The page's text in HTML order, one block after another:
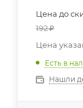
Цена до
192₽
Цена
Есть в
Нашли